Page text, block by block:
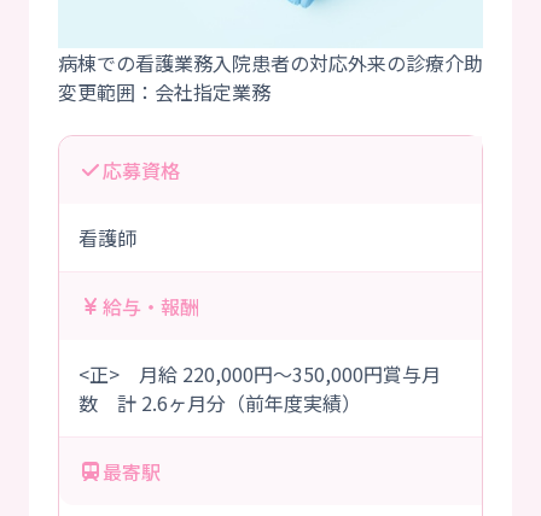
病棟での看護業務入院患者の対応外来の診療介助
応募資格
看護師
給与・報酬
<正> 月給 220,000円～350,000円賞与月
数 計 2.6ヶ月分（前年度実績）
最寄駅